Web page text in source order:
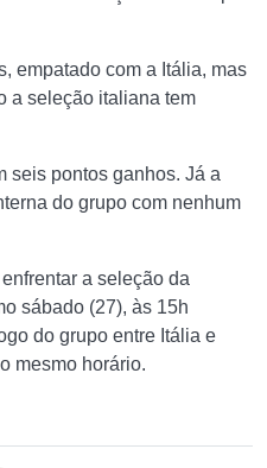
empatado com a Itália, mas
a seleção italiana tem
seis pontos ganhos. Já a
do grupo com nenhum
a seleção da
sábado (27), às 15h
do grupo entre Itália e
mesmo horário.